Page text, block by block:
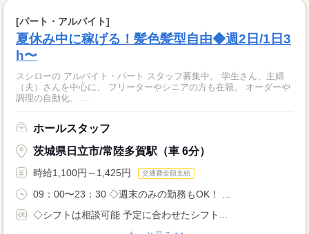
[パート・アルバイト]
夏休み中に稼げる！髪色髪型自由◆週2日/1日3
h〜
スシローの アルバイト・パート スタッフ募集中。 学生さん、主婦
（夫）さんを中心に、 フリーターやシニアの方も在籍。 オーダーや
調理の自動化、 ...
ホールスタッフ
茨城県日立市/常陸多賀駅（車 6分）
時給1,100円～1,425円 交通費全額支給
09：00〜23：30 ◇週末のみの勤務もOK！ ...
◇シフトは相談可能 予定に合わせたシフト...